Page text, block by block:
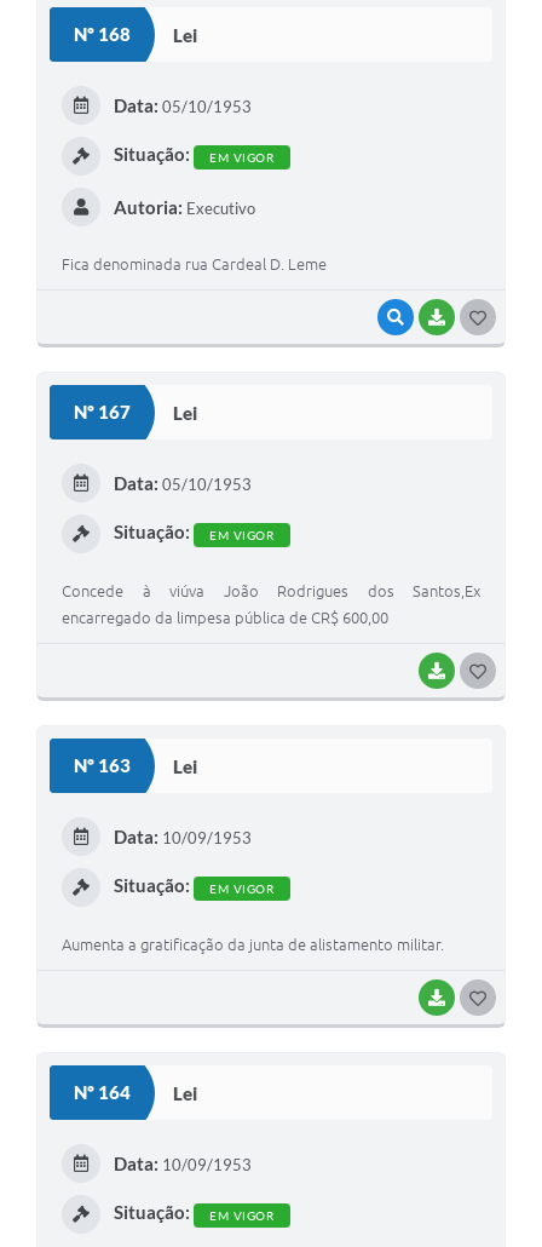
Nº 168 Lei
VISUALIZAR
BAIXAR
Data: 05/10/1953
Situação: EM VIGOR
Autoria: Executivo
Fica denominada rua Cardeal D. Leme
Nº 167 Lei
BAIXAR
Data: 05/10/1953
Situação: EM VIGOR
Concede à viúva João Rodrigues dos Santos,Ex
encarregado da limpesa pública de CR$ 600,00
Nº 163 Lei
BAIXAR
Data: 10/09/1953
Situação: EM VIGOR
Aumenta a gratificação da junta de alistamento militar.
Nº 164 Lei
Data: 10/09/1953
Situação: EM VIGOR